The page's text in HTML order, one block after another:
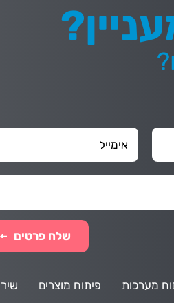
מערכות פיתוח מוצרים